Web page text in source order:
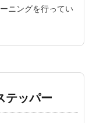
ニングを行ってい
テッパー